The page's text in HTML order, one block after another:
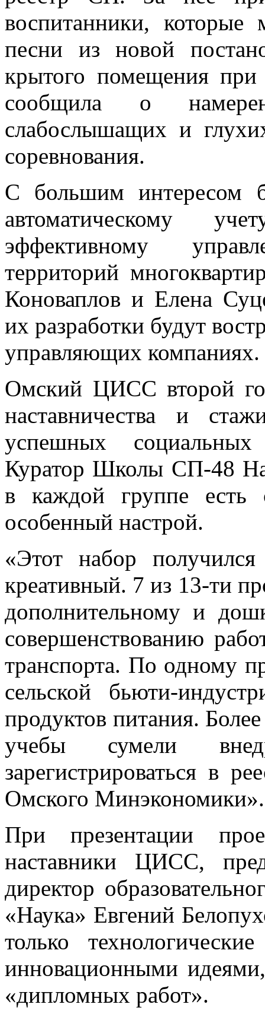
воспитанники, которые
песни из новой
крытого помещения
сообщила о
слабослышащих и
соревнования.
С большим интересом
автоматическому
эффективному
территорий
Коноваплов и Елена
их разработки будут
управляющих компаниях.
Омский ЦИСС второй
наставничества и
успешных социальных
Куратор Школы СП-48
в каждой группе есть
особенный настрой.
«Этот набор
креативный. 7 из 13-ти
дополнительному и
совершенствованию
транспорта. По одному
сельской бьюти-
продуктов питания.
учебы сумели
зарегистрироваться в
Омского
При презентации
наставники ЦИСС,
директор
«Наука» Евгений
только
инновационными
«дипломных работ».